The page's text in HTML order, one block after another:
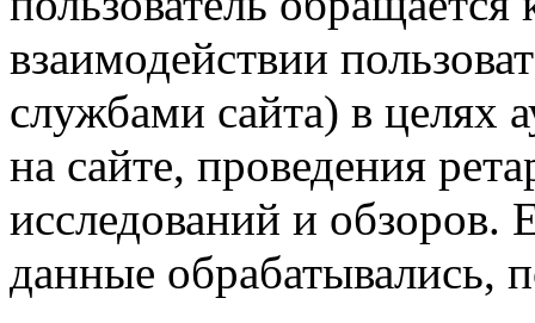
взаимодействии
службами сайта) в целях
на сайте, проведения
исследований и обзоров.
данные обрабатывались,